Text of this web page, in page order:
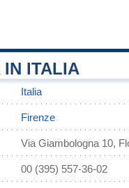
IN ITALIA
Italia
Firenze
Via Giambologna 10,
00 (395) 557-36-02